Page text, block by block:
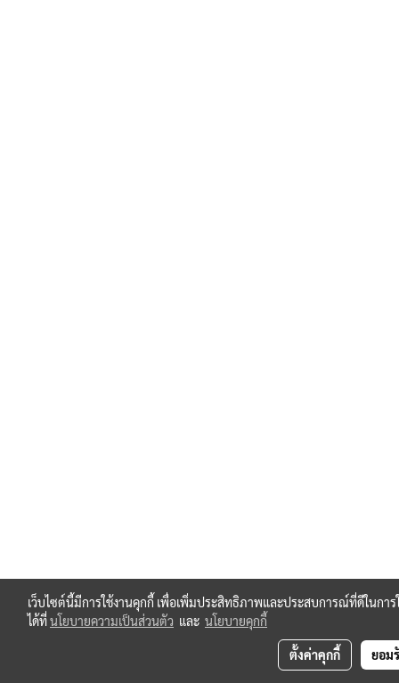
เว็บไซต์นี้มีการใช้งานคุกกี้ เพื่อเพิ่มประสิทธิภาพและประสบการณ์ที่ดีในกา
ได้ที่นโยบายความเป็นส่วนตัว และ นโยบายคุกกี้
ตั้งค่าคุกกี้ ยอม